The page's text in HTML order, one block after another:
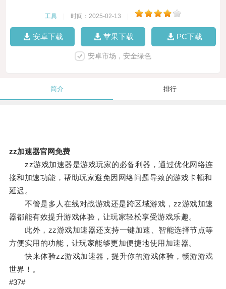
工具 时间：2025-02-13
安卓下载 苹果下载 PC下载
安卓市场，安全绿色
简介 排行
zz加速器官网免费
zz游戏加速器是游戏玩家的必备利器，通过优化网络连
接和加速功能，帮助玩家避免因网络问题导致的游戏卡顿和
延迟。
不管是多人在线对战游戏还是跨区域游戏，zz游戏加速
器都能有效提升游戏体验，让玩家轻松享受游戏乐趣。
此外，zz游戏加速器还支持一键加速、智能选择节点等
方便实用的功能，让玩家能够更加便捷地使用加速器。
快来体验zz游戏加速器，提升你的游戏体验，畅游游戏
世界！。
#37#